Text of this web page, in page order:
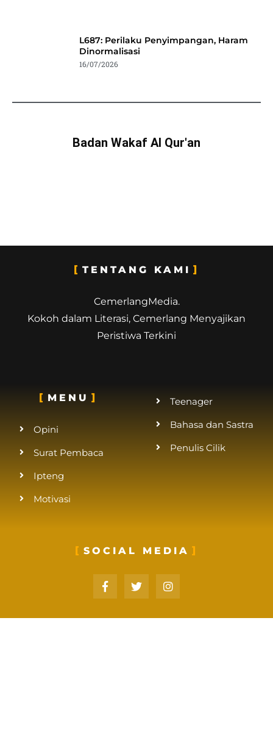
L687: Perilaku Penyimpangan, Haram
Dinormalisasi
16/07/2026
Badan Wakaf Al Qur'an
TENTANG KAMI
CemerlangMedia.
Kokoh dalam Literasi, Cemerlang Menyajikan
Peristiwa Terkini
MENU
Opini
Surat Pembaca
Ipteng
Motivasi
Teenager
Bahasa dan Sastra
Penulis Cilik
SOCIAL MEDIA